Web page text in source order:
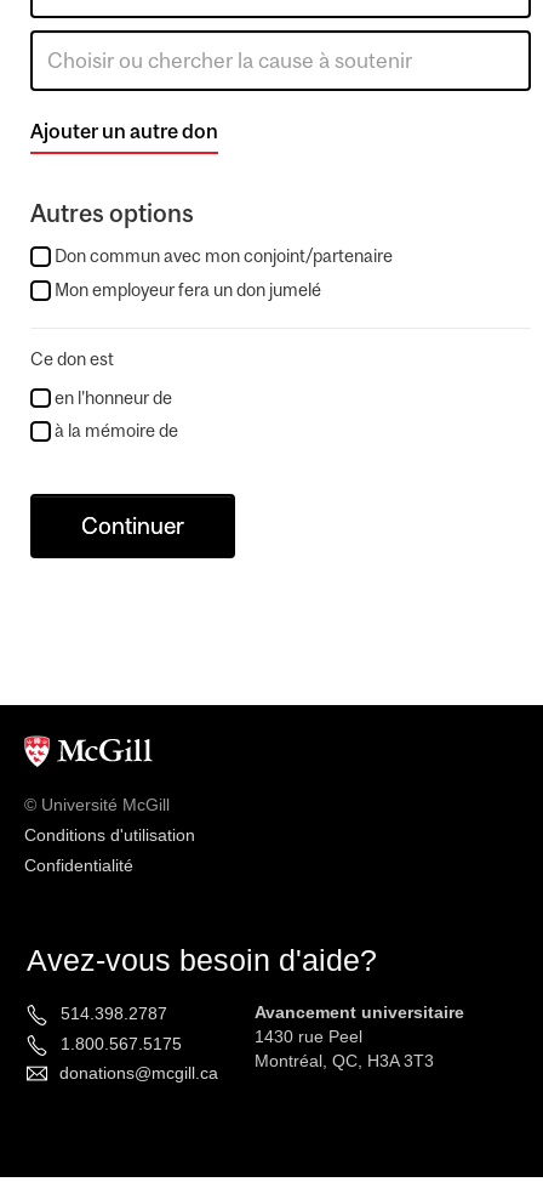
Ajouter un autre don
Autres options
Don commun avec mon conjoint/partenaire
Mon employeur fera un don jumelé
Ce don est
en l’honneur de
à la mémoire de
Continuer
© Université McGill
Conditions d'utilisation
Confidentialité
Avez-vous besoin d'aide?
514.398.2787
1.800.567.5175
donations@mcgill.ca
Avancement universitaire
1430 rue Peel
Montréal, QC, H3A 3T3